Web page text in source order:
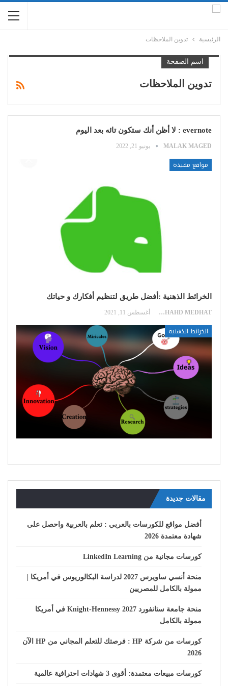
الرئيسية تدوين الملاحظات
اسم الصفحة
تدوين الملاحظات
evernote : لا أظن أنك ستكون تائه بعد اليوم
MALAK MAGED يونيو 21, 2022
مواقع مفيدة
الخرائط الذهنية :أفضل طريق لتنظيم أفكارك و حياتك
SHAHD MEDHAT أغسطس 11, 2021
الخرائط الذهنية
مقالات جديدة
أفضل مواقع للكورسات بالعربي : تعلم بالعربية واحصل على
شهادة معتمدة 2026
كورسات مجانية من LinkedIn Learning
منحة أنسي ساويرس 2027 لدراسة البكالوريوس في أمريكا |
ممولة بالكامل للمصريين
منحة جامعة ستانفورد Knight-Hennessy 2027 في أمريكا
ممولة بالكامل
كورسات من شركة HP : فرصتك للتعلم المجاني من HP الآن
2026
كورسات مبيعات معتمدة: أقوى 3 شهادات احترافية عالمية